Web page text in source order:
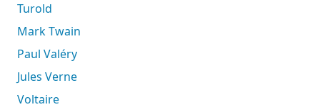
Turold
Mark Twain
Paul Valéry
Jules Verne
Voltaire